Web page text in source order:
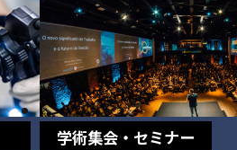
学術集会・セミナー